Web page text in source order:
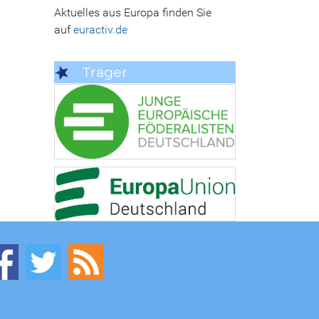
Aktuelles aus Europa finden Sie
aufeuractiv.de
Träger